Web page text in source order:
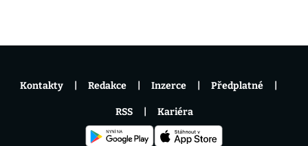
Kontakty Redakce Inzerce Předplatné
RSS Kariéra